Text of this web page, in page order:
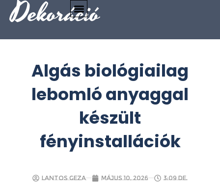
Dekoráció
Algás biológiailag
lebomló anyaggal
készült
fényinstallációk
Lantos Geza május 10, 2026 3:09 de.